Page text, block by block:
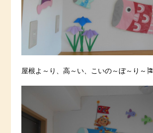
屋根よ～り、高～い、こいの～ぼ～り～🎏